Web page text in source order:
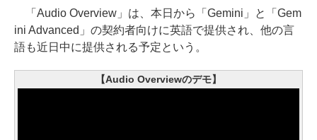
「Audio Overview」は、本日から「Gemini」と「Gem
ini Advanced」の契約者向けに英語で提供され、他の言
語も近日中に提供される予定という。
【Audio Overviewのデモ】